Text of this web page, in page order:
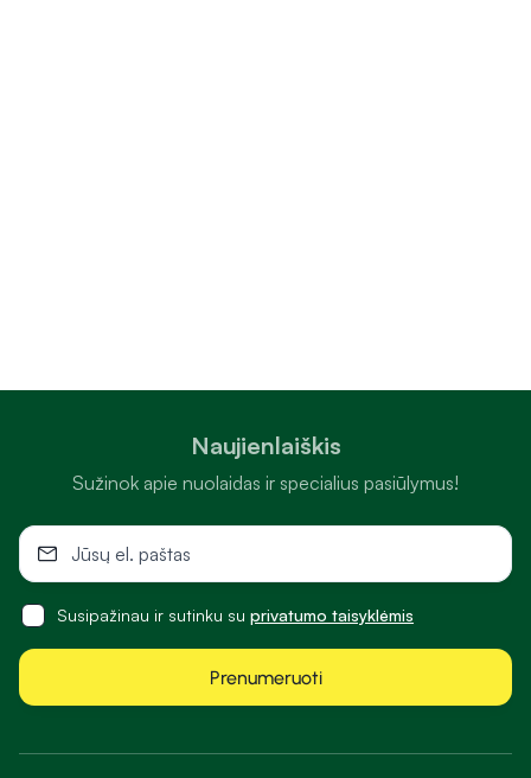
Naujienlaiškis
Sužinok apie nuolaidas ir specialius pasiūlymus!
Susipažinau ir sutinku su privatumo taisyklėmis
Prenumeruoti